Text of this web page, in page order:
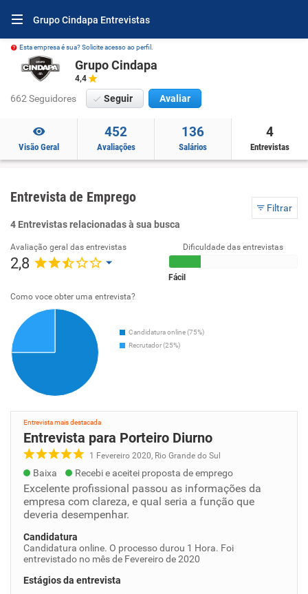
Grupo Cindapa Entrevistas
Esta empresa é sua? Solicite acesso ao perfil.
Grupo Cindapa
4,4
662 Seguidores Seguir Avaliar
Visão Geral
452
Avaliações
136
Salários
4
Entrevistas
Entrevista de Emprego
Filtrar
4 Entrevistas relacionadas à sua busca
Avaliação geral das entrevistas
2,8
Dificuldade das entrevistas
Fácil
Como voce obter uma entrevista?
Candidatura online (75%)
Recrutador (25%)
Entrevista mais destacada
Entrevista para Porteiro Diurno
1 Fevereiro 2020, Rio Grande do Sul
Baixa Recebi e aceitei proposta de emprego
Excelente profissional passou as informações da
empresa com clareza, e qual seria a função que
deveria desempenhar.
Candidatura
Candidatura online. O processo durou 1 Hora. Foi
entrevistado no mês de Fevereiro de 2020
Estágios da entrevista